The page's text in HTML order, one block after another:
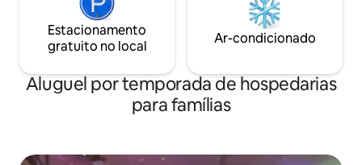
vontade para falar conosco a💬 qualquer
momento. Para evitar qualquer
inconveniente durante sua estadia
menores peças.☺️
reserva.
Estacionamento
gratuito no local
Ar-condicionado
Aluguel por temporada de hospedarias
para famílias